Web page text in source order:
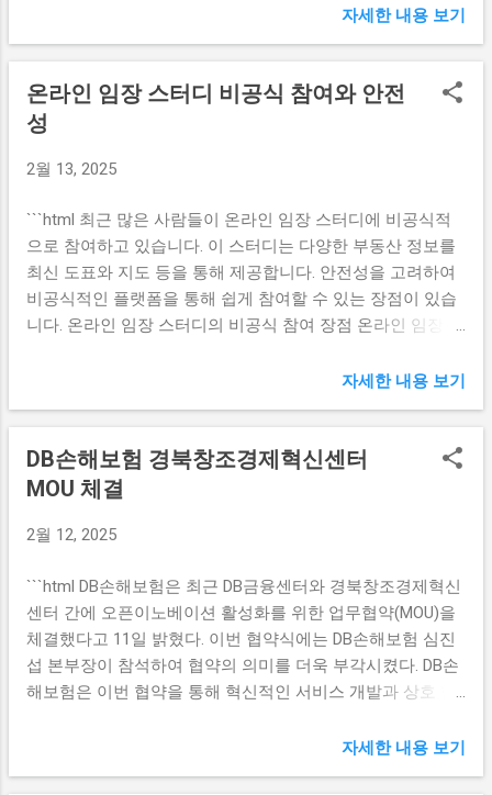
주세 감면 혜택은 소규모 양조장이 안정적으로 정착할 수 있
는 기반을 마련할 것이다. 초기 비용 부담이 줄어들면서 많은
제조업체들이 부가가치를 창출할 수 있는 기회를 가질 수 있
게 된다. 이와 같은 모든 변화는 해당 지역의 농업 생태계와
생필품 소비 구조에도 긍정적 영향을 미칠 것으로 예상된다.
가 허용됨으로써, 새로운 양조 문화가 형성되고 있다. 브랜디
하기 때문에, 소규모 양조장에는 다양한 도전과 기회가 생길
것으로 기대된다. 첫째로, 소규모 양조장이 좋...
지속적으로 다루어져야 하는 이슈이다. 그러나 이러한 논의
국민들의 불안감이 가중되고 있다. 여야의 갈등은 주로 보험
료율과 소득 대체율 조정 방식에서 발생하고 있으며, 각 정당
의 이해관계가 얽혀 있다. 여야는 서로 다른 기준과 우선 사항
고 있다. 이러한 시각차는 논의의 진척을 더디게 만들고, 국민
래할 수 있다.사회적 고령화가 진행되고 있는 현재, 국민연금
의 안정성과 지속 가능성은 더욱 중요해졌다. 지금 당장 적극
적인 개혁이 이루어지지 않는다면 앞으로 경제적인 부담이
가중될 것이라는 우려도 크다. 따라서 여야 간의 갈등 해결이
필수적이며, 이를 위한 대화와 협력이 필요하다. 최선의 해결
다. 경제적 부담을 경감하고 모든 국민이 안정된 노후를 보낼
수 있도록 돕기 위해서는 여야가 협력하여 전국민의 의견을
수렴하는 방식도 검토해야 할 것이다. 국민연금 개혁 논의의
주요 쟁점 국민연금 개혁에 있어 주요 쟁점은 보험료율과 소
득대체율의 조정이다. 이 두 가지 요소는 연금 재정의 지속 가
보험료율의 인상은 단기적으로 보았을 때 국민들의 부담이
대체율은 은퇴 후 수입의 어떤 비율을 연금으로 받을 수 있는
지를 결정하는 중요한 지표로, 높은 소득대체율은 안정...
자세한 내용 보기
온라인 임장 스터디 비공식 참여와 안전
성
2월 13, 2025
```html 최근 많은 사람들이 온라인 임장 스터디에 비공식적
으로 참여하고 있습니다. 이 스터디는 다양한 부동산 정보를
최신 도표와 지도 등을 통해 제공합니다. 안전성을 고려하여
비공식적인 플랫폼을 통해 쉽게 참여할 수 있는 장점이 있습
니다. 온라인 임장 스터디의 비공식 참여 장점 온라인 임장 스
게 인기를 끌고 있습니다. 이를 통해 다양한 지역의 부동산 정
의 시세 변동이나 투자 전략에 대한 정보를 공유하는 것뿐만
아니라, 현장 방문이 어려운 상황에서도 적극적으로 참여할
수 있는 기회를 제공합니다. 비공식 참여는 정식 교육 과정이
제 어디서나 스마트폰이나 컴퓨터를 통해 접근할 수 있어, 바
대학생 등 다양한 연령층이 이 스터디를 통해 부동산에 대한
지식을 넓히고 자신의 투자 포트폴리오를 확립할 수 있습니
다. 또한, 디지털 환경에서는 다양한 의견을 가진 참여자들과
소통할 수 있는 공간이 활성화되어 있습니다. 이를 통해 실시
간으로 정보 교류를 할 수 있으며, 다양한 시각을 포용하는 것
인들에게 많은 이점을 제공하는 플랫폼으로 자리잡고 있습니
다. 온라인 임장 스터디의 안전성 확보 온라인 임장 스터디는
자세한 내용 보기
DB손해보험 경북창조경제혁신센터
MOU 체결
2월 12, 2025
```html DB손해보험은 최근 DB금융센터와 경북창조경제혁신
센터 간에 오픈이노베이션 활성화를 위한 업무협약(MOU)을
체결했다고 11일 밝혔다. 이번 협약식에는 DB손해보험 심진
섭 본부장이 참석하여 협약의 의미를 더욱 부각시켰다. DB손
해보험은 이번 협약을 통해 혁신적인 서비스 개발과 상호 협
동반 성장 DB손해보험은 경북창조경제혁신센터와의 협약을
자세한 내용 보기